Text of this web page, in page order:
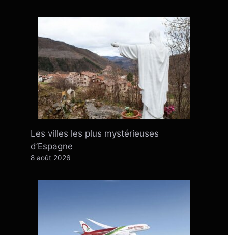
Les villes les plus mystérieuses
d’Espagne
8 août 2026